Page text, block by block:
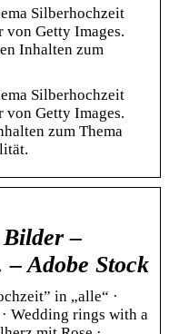
Silberhochzeit
Getty Images.
Inhalten zum
Silberhochzeit
Getty Images.
zum Thema
Bilder –
Adobe Stock
in „alle“ ·
Wedding rings with a